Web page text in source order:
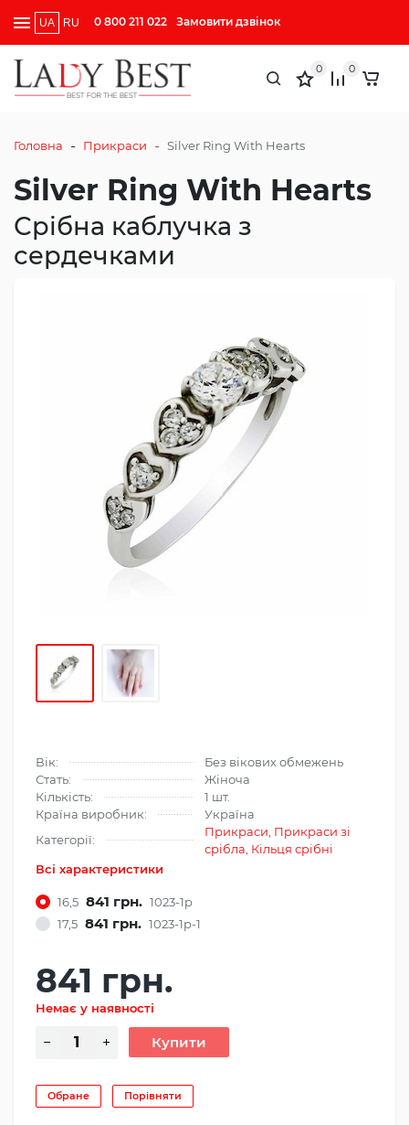
UA RU 0 800 211 022 Замовити дзвінок
0 0
Головна - Прикраси - Silver Ring With Hearts
Silver Ring With Hearts
Срібна каблучка з
сердечками
Вік:
Без вікових обмежень
Стать:
Жіноча
Кількість:
1 шт.
Країна виробник:
Україна
Категорії:
Прикраси Прикраси зі
срібла Кільця срібні
Всі характеристики
16,5 841 грн. 1023-1p
17,5 841 грн. 1023-1p-1
841 грн.
Немає у наявності
Обране Порівняти